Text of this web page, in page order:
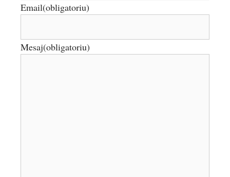
Email(obligatoriu)
Mesaj(obligatoriu)